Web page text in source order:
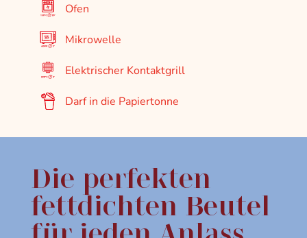
Ofen
Mikrowelle
Elektrischer Kontaktgrill
Darf in die Papiertonne
Die perfekten
fettdichten Beutel